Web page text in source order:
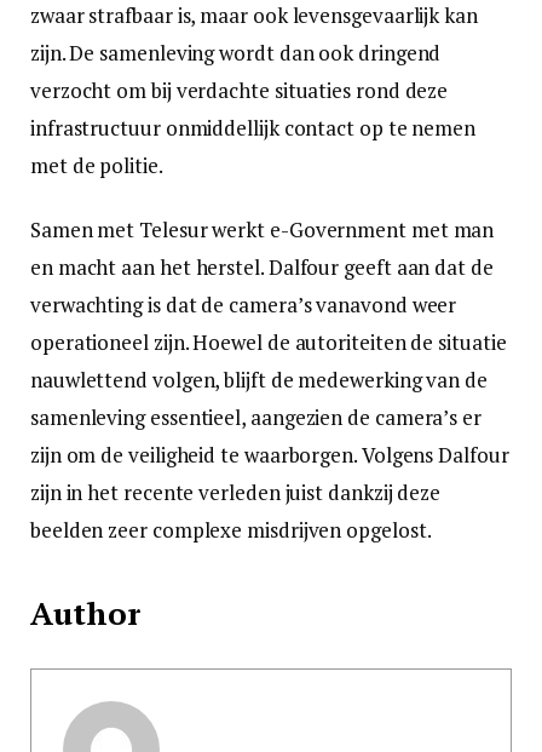
zwaar strafbaar is, maar ook levensgevaarlijk kan
zijn. De samenleving wordt dan ook dringend
verzocht om bij verdachte situaties rond deze
infrastructuur onmiddellijk contact op te nemen
met de politie.
Samen met Telesur werkt e-Government met man
en macht aan het herstel. Dalfour geeft aan dat de
verwachting is dat de camera’s vanavond weer
operationeel zijn. Hoewel de autoriteiten de situatie
nauwlettend volgen, blijft de medewerking van de
samenleving essentieel, aangezien de camera’s er
zijn om de veiligheid te waarborgen. Volgens Dalfour
zijn in het recente verleden juist dankzij deze
beelden zeer complexe misdrijven opgelost.
Author